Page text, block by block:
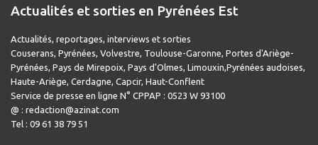
Actualités et sorties en Pyrénées Est
Actualités, reportages, interviews et sorties
Couserans, Pyrénées, Volvestre, Toulouse-Garonne, Portes d'Ariège-
Pyrénées, Pays de Mirepoix, Pays d'Olmes, Limouxin,Pyrénées audoises,
Haute-Ariège, Cerdagne, Capcir, Haut-Conflent
Service de presse en ligne N° CPPAP : 0523 W 93100
@ : redaction@azinat.com
Tel : 09 61 38 79 51